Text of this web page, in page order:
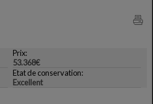
Prix:
53.368€
Etat de conservation:
Excellent